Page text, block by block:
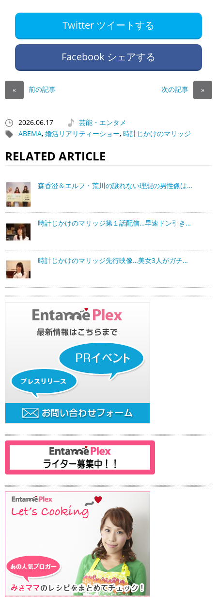
Twitter ツイートする
Facebook シェアする
« 前の記事 次の記事 »
2026.06.17
芸能・エンタメ
ABEMA, 婚活リアリティーショー, 時計じかけのマリッジ
RELATED ARTICLE
森香澄＆エルフ・荒川の譲れない理想の男性像は…
時計じかけのマリッジ第１話配信…早速ドン引き…
時計じかけのマリッジ先行映像…美女3人がガチ…